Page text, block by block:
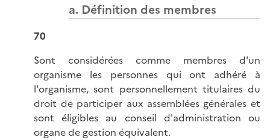
a. Définition des membres
70
Sont considérées comme membres d'un
organisme les personnes qui ont adhéré à
l'organisme, sont personnellement titulaires du
droit de participer aux assemblées générales et
sont éligibles au conseil d'administration ou
organe de gestion équivalent.